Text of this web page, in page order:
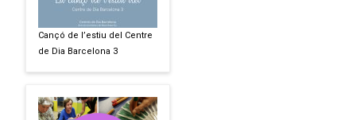
Cançó de l’estiu del Centre
de Dia Barcelona 3